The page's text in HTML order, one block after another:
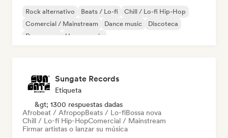
Rock alternativo Beats / Lo-fi
Chill / Lo-fi Hip-Hop
Comercial / Mainstream
Dance music
Discoteca
Dream pop
House music
Sungate Records
Etiqueta
&gt; 1300 respuestas dadas
Afrobeat / AfropopBeats / Lo-fiBossa nova
Chill / Lo-fi Hip-HopComercial / Mainstream
Firmar artistas o lanzar su música